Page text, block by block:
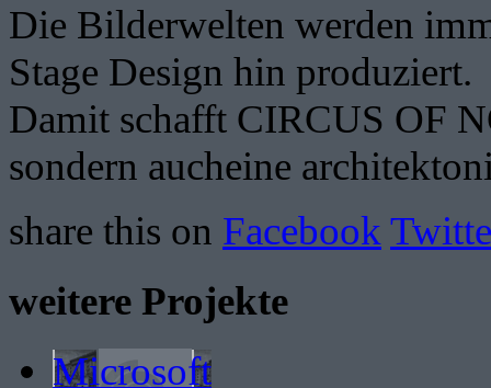
Die Bilderwelten werden
Stage Design hin produziert.
Damit schafft CIRCUS OF
sondern aucheine
share this on Facebook
weitere Projekte
Microsoft